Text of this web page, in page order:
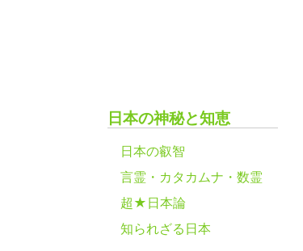
日本の神秘と知恵
日本の叡智
言霊・カタカムナ・数霊
超★日本論
知られざる日本